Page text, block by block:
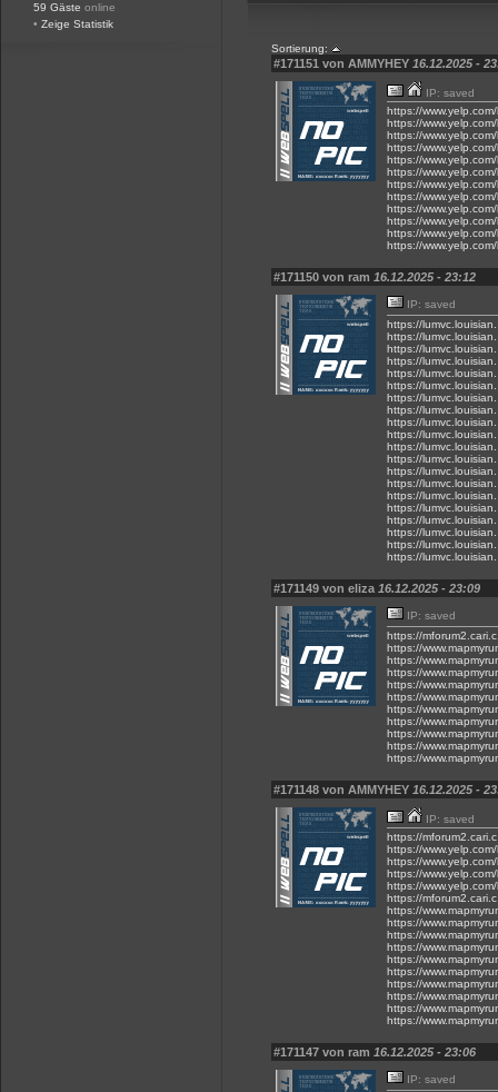
59 Gäste online
• Zeige Statistik
Sortierung:
#171151 von AMMYHEY 16.12.2025 -
IP: saved
https://
https://
https://
https://
https://
https://
https://
https://
https://
https://
https://
https://
#171150 von ram 16.12.2025 - 23:12
IP: saved
https://
https://
https://
https://
https://
https://
https://
https://
https://
https://
https://
https://
https://
https://
https://
https://
https://
https://
https://
https://
#171149 von eliza 16.12.2025 - 23:09
IP: saved
https://
https://
https://
https://
https://
https://
https://
https://
https://
https://
https://
#171148 von AMMYHEY 16.12.2025 -
IP: saved
https://
https://
https://
https://
https://
https://
https://
https://
https://
https://
https://
https://
https://
https://
https://
https://
#171147 von ram 16.12.2025 - 23:06
IP: saved